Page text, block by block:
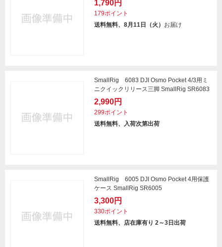
1,790円
179ポイント
送料無料、8月11日（火） お届け
SmallRig 6083 DJI Osmo Pocket 4/3用ミ
ニクイックリリース三脚 SmallRig SR6083
2,990円
299ポイント
送料無料、入荷次第出荷
SmallRig 6005 DJI Osmo Pocket 4用保護
ケース SmallRig SR6005
3,300円
330ポイント
送料無料、店在庫有り 2～3日出荷